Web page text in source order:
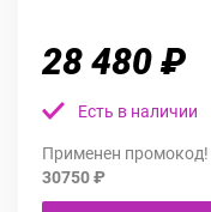
28 480 ₽
Есть в наличии
Применен промокод!
30750 ₽